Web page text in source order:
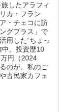
したアラフィ
カ・フラン
・チェコに訪
グプラス」で
用した“ちょっ
中。投資歴10
円（2024
のが、私のご
古民家カフェ